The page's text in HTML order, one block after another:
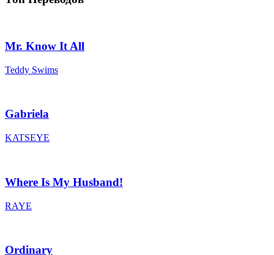
Mr. Know It All
Teddy Swims
Gabriela
KATSEYE
Where Is My Husband!
RAYE
Ordinary